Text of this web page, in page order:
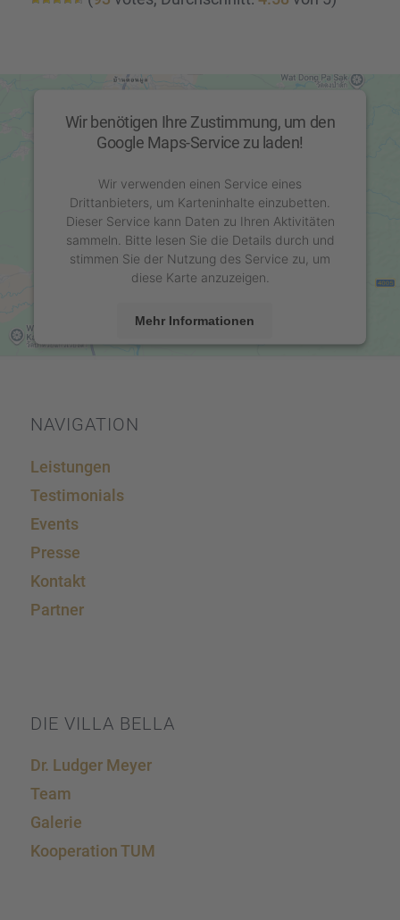
Wir benötigen Ihre Zustimmung, um den
Google Maps-Service zu laden!
Wir verwenden einen Service eines
Drittanbieters, um Karteninhalte einzubetten.
Dieser Service kann Daten zu Ihren Aktivitäten
sammeln. Bitte lesen Sie die Details durch und
stimmen Sie der Nutzung des Service zu, um
diese Karte anzuzeigen.
Mehr Informationen
NAVIGA­TION
Leistun­gen
Testi­mo­ni­als
Events
Presse
Kontakt
Partner
DIE VILLA BELLA
Dr. Ludger Meyer
Team
Galerie
Koope­ra­tion TUM